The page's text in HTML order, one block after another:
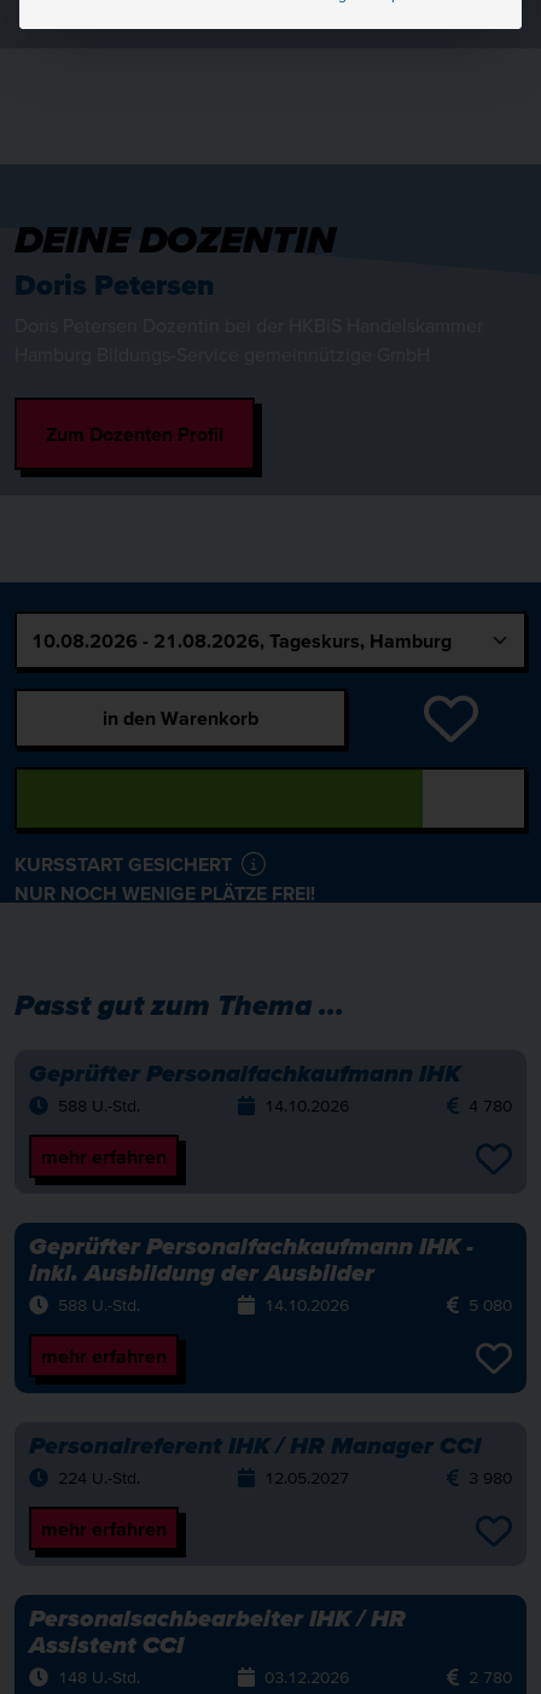
DEINE DOZENTIN
Doris Petersen
Zum Dozenten Profil
in den Warenkorb
KURSSTART GESICHERT
NUR NOCH WENIGE PLÄTZE FREI!
Passt gut zum Thema ...
Geprüfter Personalfachkaufmann IHK
588 U.-Std. 14.10.2026 4 780
mehr erfahren
Geprüfter Personalfachkaufmann IHK -
inkl. Ausbildung der Ausbilder
588 U.-Std. 14.10.2026 5 080
mehr erfahren
Personalreferent IHK / HR Manager CCI
224 U.-Std. 12.05.2027 3 980
mehr erfahren
Personalsachbearbeiter IHK / HR
Assistent CCI
148 U.-Std. 03.12.2026 2 780